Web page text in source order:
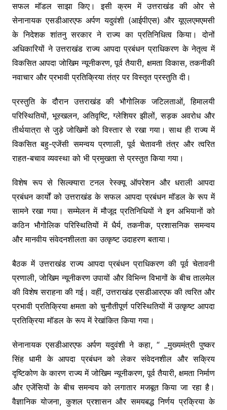
सफल मॉडल साझा किए। इसी क्रम में उत्तराखंड की ओर से
सेनानायक एसडीआरएफ अर्पण यदुवंशी (आईपीएस) और यूएलएमएमसी
के निदेशक शांतनु सरकार ने राज्य का प्रतिनिधित्व किया। दोनों
अधिकारियों ने उत्तराखंड राज्य आपदा प्रबंधन प्राधिकरण के नेतृत्व में
विकसित आपदा जोखिम न्यूनीकरण, पूर्व तैयारी, क्षमता विकास, तकनीकी
नवाचार और प्रभावी प्रतिक्रिया तंत्र पर विस्तृत प्रस्तुति दी।
प्रस्तुति के दौरान उत्तराखंड की भौगोलिक जटिलताओं, हिमालयी
परिस्थितियों, भूस्खलन, अतिवृष्टि, ग्लेशियर झीलों, सड़क अवरोध और
तीर्थयात्रा से जुड़े जोखिमों को विस्तार से रखा गया। साथ ही राज्य में
विकसित बहु-एजेंसी समन्वय प्रणाली, पूर्व चेतावनी तंत्र और त्वरित
राहत-बचाव व्यवस्था को भी प्रमुखता से प्रस्तुत किया गया।
विशेष रूप से सिल्क्यारा टनल रेस्क्यू ऑपरेशन और धराली आपदा
प्रबंधन कार्यों को उत्तराखंड के सफल आपदा प्रबंधन मॉडल के रूप में
सामने रखा गया। सम्मेलन में मौजूद प्रतिनिधियों ने इन अभियानों को
कठिन भौगोलिक परिस्थितियों में धैर्य, तकनीक, प्रशासनिक समन्वय
और मानवीय संवेदनशीलता का उत्कृष्ट उदाहरण बताया।
बैठक में उत्तराखंड राज्य आपदा प्रबंधन प्राधिकरण की पूर्व चेतावनी
प्रणाली, जोखिम न्यूनीकरण उपायों और विभिन्न विभागों के बीच तालमेल
की विशेष सराहना की गई। वहीं, उत्तराखंड एसडीआरएफ की त्वरित और
प्रभावी प्रतिक्रिया क्षमता को चुनौतीपूर्ण परिस्थितियों में उत्कृष्ट आपदा
प्रतिक्रिया मॉडल के रूप में रेखांकित किया गया।
सेनानायक एसडीआरएफ अर्पण यदुवंशी ने कहा, “ _मुख्यमंत्री पुष्कर
सिंह धामी के आपदा प्रबंधन को लेकर संवेदनशील और सक्रिय
दृष्टिकोण के कारण राज्य में जोखिम न्यूनीकरण, पूर्व तैयारी, क्षमता निर्माण
और एजेंसियों के बीच समन्वय को लगातार मजबूत किया जा रहा है।
वैज्ञानिक योजना, कुशल प्रशासन और समयबद्ध निर्णय प्रक्रिया के